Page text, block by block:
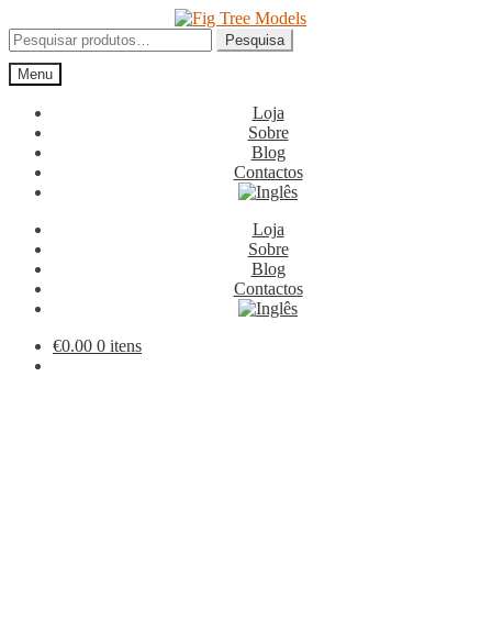
para
a
navegação
para
o
conteúdo
Pesquisar
por:
Pesquisa
Menu
Loja
Sobre
Blog
Contactos
Loja
Sobre
Blog
Contactos
€0.00 0 itens